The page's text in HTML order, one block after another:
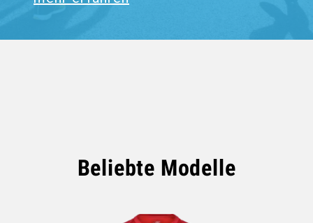
Beliebte Modelle